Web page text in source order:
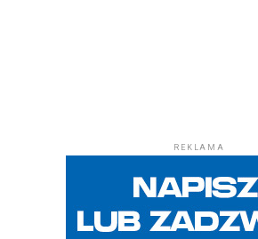
REKLAMA